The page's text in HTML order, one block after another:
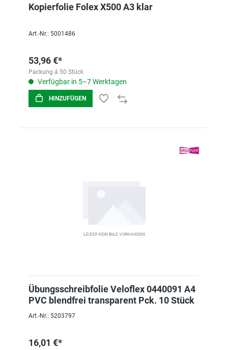
Kopierfolie Folex X500 A3 klar
Art.-Nr.: 5001486
53,96 €*
Packung á 50 Stück
Verfügbar in 5–7 Werktagen
HINZUFÜGEN
Übungsschreibfolie Veloflex 0440091 A4
PVC blendfrei transparent Pck. 10 Stück
Art.-Nr.: 5203797
16,01 €*